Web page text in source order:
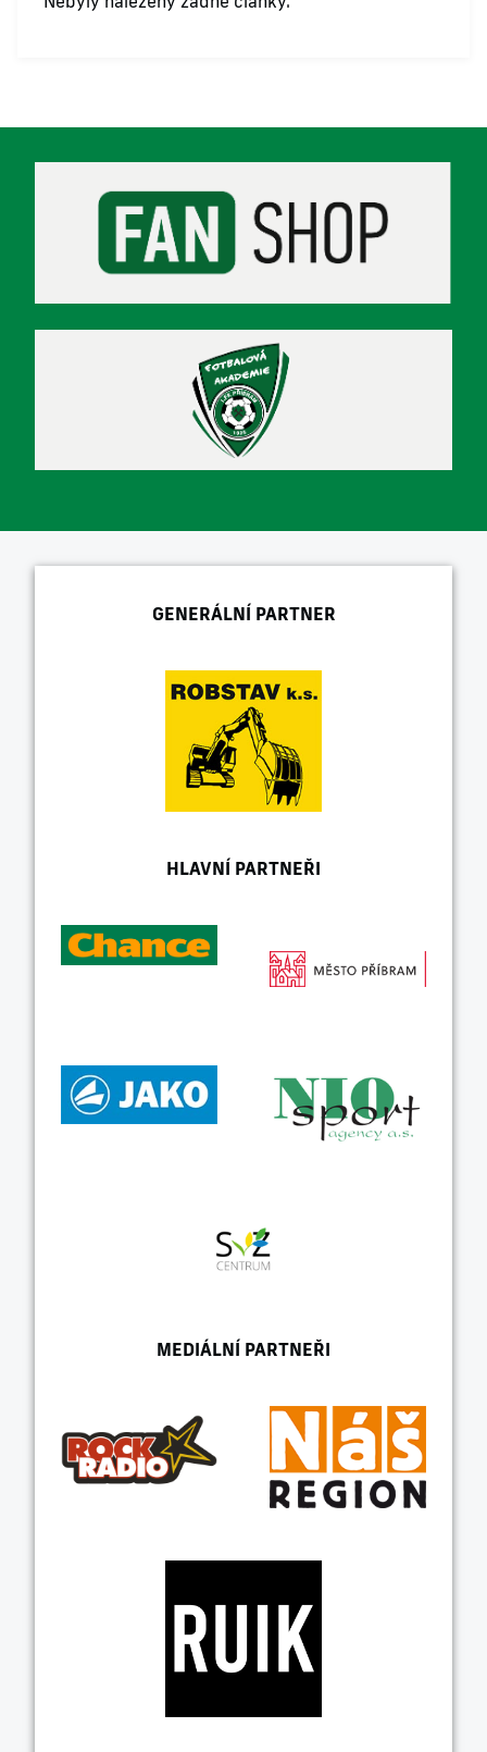
GENERÁLNÍ PARTNER
HLAVNÍ PARTNEŘI
MEDIÁLNÍ PARTNEŘI